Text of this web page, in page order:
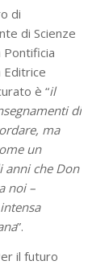
di
di Scienze
Pontificia
Editrice
è “il
di
ma
un
anni che Don
noi –
”.
il futuro